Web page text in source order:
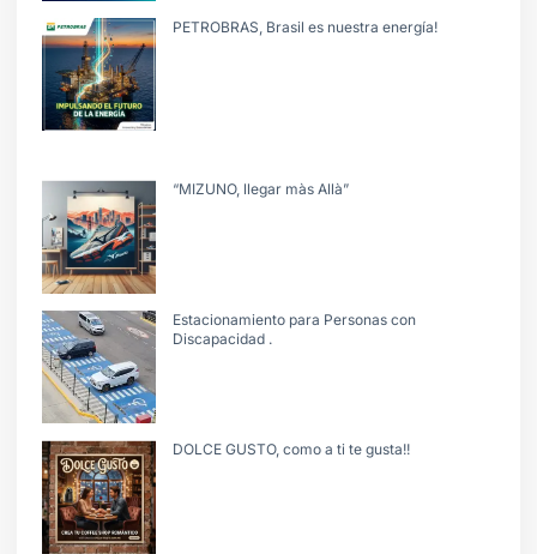
PETROBRAS, Brasil es nuestra energía!
“MIZUNO, llegar màs Allà”
Estacionamiento para Personas con
Discapacidad .
DOLCE GUSTO, como a ti te gusta!!